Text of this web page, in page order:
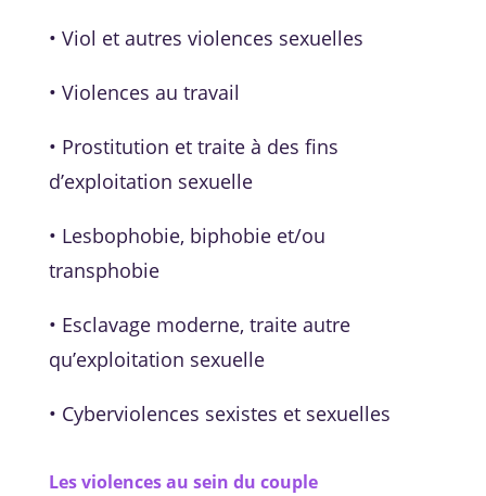
• Viol et autres violences sexuelles
• Violences au travail
• Prostitution et traite à des fins
d’exploitation sexuelle
• Lesbophobie, biphobie et/ou
transphobie
• Esclavage moderne, traite autre
qu’exploitation sexuelle
• Cyberviolences sexistes et sexuelles
Les violences au sein du couple